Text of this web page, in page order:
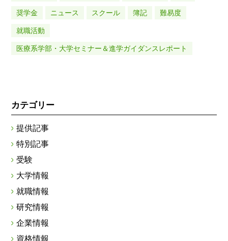
奨学金 ニュース スクール 簿記 難易度
就職活動
医療系学部・大学セミナー＆進学ガイダンスレポート
カテゴリー
提供記事
特別記事
受験
大学情報
就職情報
研究情報
企業情報
資格情報